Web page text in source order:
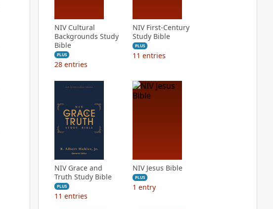
NIV Cultural
Backgrounds Study
Bible
PLUS
28 entries
NIV First-Century
Study Bible
PLUS
11 entries
NIV Grace and
Truth Study Bible
PLUS
11 entries
NIV Jesus Bible
PLUS
1 entry